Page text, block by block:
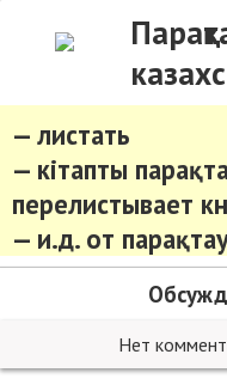
— листать
— кітапты
перелистывает
— и.д. от
Нет